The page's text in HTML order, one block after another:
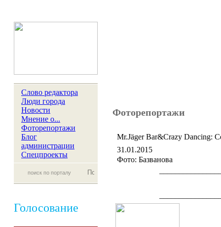
Слово редактора
Люди города
Новости
Мнение о...
Фоторепортажи
Блог
администрации
Спецпроекты
Голосование
Фоторепортажи
Mr.Jäger Bar&Crazy Dancing:
31.01.2015
Фото: Базванова